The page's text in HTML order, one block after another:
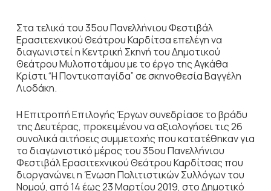
Στα τελικά του 35ου Πανελλήνιου Φεστιβάλ
Ερασιτεχνικού Θεάτρου Καρδίτσα επελέγη να
διαγωνιστεί η Κεντρική Σκηνή του Δημοτικού
Θεάτρου Μυλοποτάμου με το έργο της Αγκάθα
Κρίστι “Η Ποντικοπαγίδα” σε σκηνοθεσία Βαγγέλη
Λιοδάκη.
Η Επιτροπή Επιλογής Έργων συνεδρίασε το βράδυ
της Δευτέρας, προκειμένου να αξιολογήσει τις 26
συνολικά αιτήσεις συμμετοχής που κατατέθηκαν για
το διαγωνιστικό μέρος του 35ου Πανελλήνιου
Φεστιβάλ Ερασιτεχνικού Θεάτρου Καρδίτσας που
διοργανώνει η Ένωση Πολιτιστικών Συλλόγων του
Νομού, από 14 έως 23 Μαρτίου 2019, στο Δημοτικό